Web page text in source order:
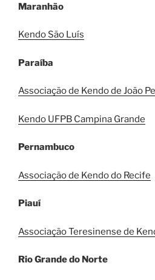
Maranhão
Kendo São Luís
Paraíba
Associação de Kendo de João
Kendo UFPB Campina Grande
Pernambuco
Associação de Kendo do Recife
Piauí
Associação Teresinense de
Rio Grande do Norte